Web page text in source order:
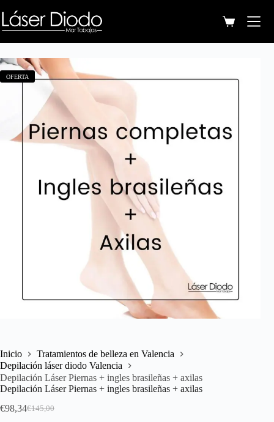
OFERTA
Inicio
Tratamientos de belleza en Valencia
Depilación láser diodo Valencia
Depilación Láser Piernas + ingles brasileñas + axilas
Depilación Láser Piernas + ingles brasileñas + axilas
€145,00
€98,34